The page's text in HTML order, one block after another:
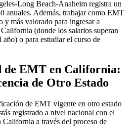
Long Beach-Anaheim registra un
anuales. Además, trabajar como EMT
y más valorado para ingresar a
(donde los salarios superan
o para estudiar el curso de
de EMT en California:
de Otro Estado
de EMT vigente en otro estado
registrado a nivel nacional con el
a través del proceso de